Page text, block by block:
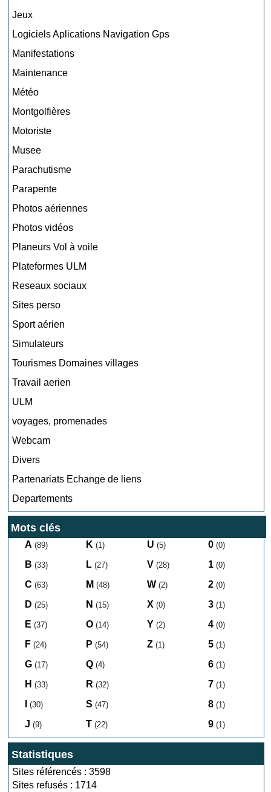
Jeux
Logiciels Aplications Navigation Gps
Manifestations
Maintenance
Météo
Montgolfières
Motoriste
Musee
Parachutisme
Parapente
Photos aériennes
Photos vidéos
Planeurs Vol à voile
Plateformes ULM
Reseaux sociaux
Sites perso
Sport aérien
Simulateurs
Tourismes Domaines villages
Travail aerien
ULM
voyages, promenades
Webcam
Divers
Partenariats Echange de liens
Departements
Mots clés
A (89)
B (33)
C (63)
D (25)
E (37)
F (24)
G (17)
H (33)
(30)
J (9)
K (1)
L (27)
M (48)
N (15)
O (14)
P (54)
Q (4)
R (32)
S (47)
T (22)
U (5)
V (28)
W (2)
X (0)
Y (2)
Z (1)
0 (0)
1 (0)
2 (0)
3 (1)
4 (0)
5 (1)
6 (1)
7 (1)
8 (1)
9 (1)
Statistiques
Sites référencés : 3598
Sites refusés : 1714